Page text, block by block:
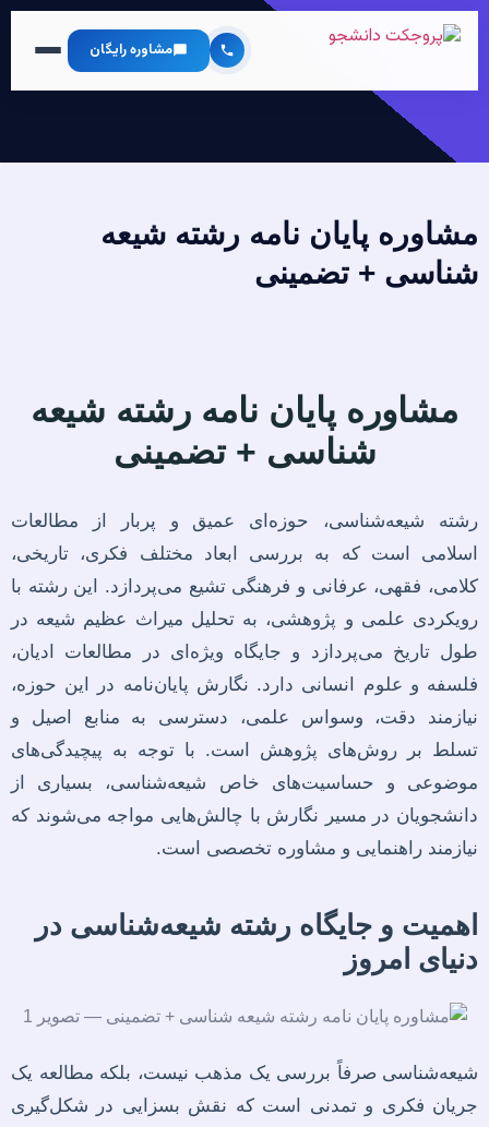
مشاوره رایگان
مشاوره پایان نامه رشته شیعه
شناسی + تضمینی
مشاوره پایان نامه رشته شیعه
شناسی + تضمینی
رشته شیعه‌شناسی، حوزه‌ای عمیق و پربار از مطالعات
اسلامی است که به بررسی ابعاد مختلف فکری، تاریخی،
کلامی، فقهی، عرفانی و فرهنگی تشیع می‌پردازد. این رشته با
رویکردی علمی و پژوهشی، به تحلیل میراث عظیم شیعه در
طول تاریخ می‌پردازد و جایگاه ویژه‌ای در مطالعات ادیان،
فلسفه و علوم انسانی دارد. نگارش پایان‌نامه در این حوزه،
نیازمند دقت، وسواس علمی، دسترسی به منابع اصیل و
تسلط بر روش‌های پژوهش است. با توجه به پیچیدگی‌های
موضوعی و حساسیت‌های خاص شیعه‌شناسی، بسیاری از
دانشجویان در مسیر نگارش با چالش‌هایی مواجه می‌شوند که
نیازمند راهنمایی و مشاوره تخصصی است.
اهمیت و جایگاه رشته شیعه‌شناسی در
دنیای امروز
شیعه‌شناسی صرفاً بررسی یک مذهب نیست، بلکه مطالعه یک
جریان فکری و تمدنی است که نقش بسزایی در شکل‌گیری